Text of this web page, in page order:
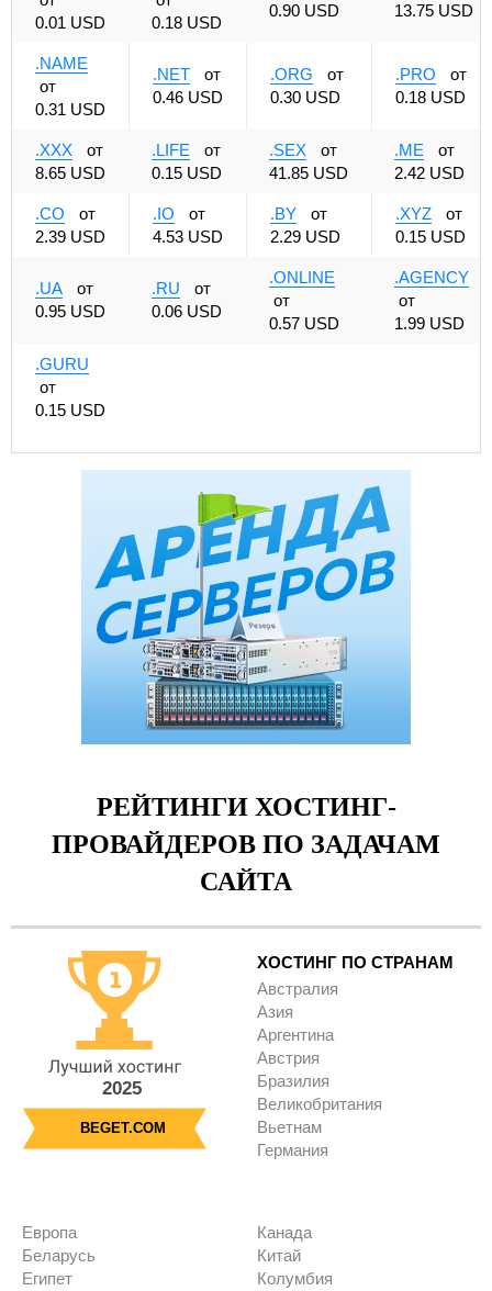
0.01 USD
0.18 USD
0.90 USD 13.75 USD
.NAME
от
0.31 USD
.NET
от
0.46 USD
.ORG
от
0.30 USD
.PRO
от
0.18 USD
.XXX
от
8.65 USD
.LIFE
от
0.15 USD
.SEX
от
41.85 USD
.ME
от
2.42 USD
.CO
от
2.39 USD
.IO
от
4.53 USD
.BY
от
2.29 USD
.XYZ
от
0.15 USD
.UA
от
0.95 USD
.RU
от
0.06 USD
.ONLINE
от
0.57 USD
.AGENCY
от
1.99 USD
.GURU
от
0.15 USD
РЕЙТИНГИ ХОСТИНГ-
ПРОВАЙДЕРОВ ПО ЗАДАЧАМ
САЙТА
2025
BEGET.COM
ХОСТИНГ ПО СТРАНАМ
Австралия
Азия
Аргентина
Австрия
Бразилия
Великобритания
Вьетнам
Германия
Европа
Беларусь
Египет
Канада
Китай
Колумбия